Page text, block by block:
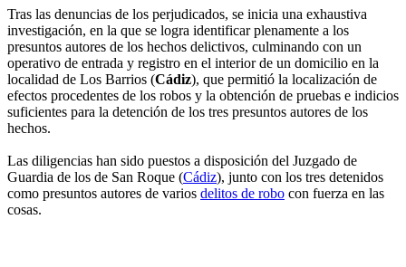
Tras las denuncias de los perjudicados, se inicia una exhaustiva
investigación, en la que se logra identificar plenamente a los
presuntos autores de los hechos delictivos, culminando con un
operativo de entrada y registro en el interior de un domicilio en la
localidad de Los Barrios (Cádiz), que permitió la localización de
efectos procedentes de los robos y la obtención de pruebas e indicios
suficientes para la detención de los tres presuntos autores de los
hechos.
Las diligencias han sido puestos a disposición del Juzgado de
Guardia de los de San Roque (Cádiz), junto con los tres detenidos
como presuntos autores de varios delitos de robo con fuerza en las
cosas.